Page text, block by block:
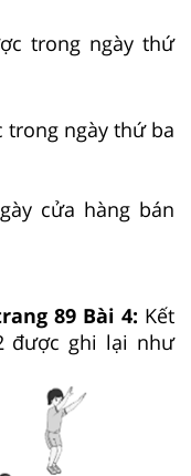
trong ngày thứ
trong ngày thứ ba
cửa hàng bán
89 Bài 4: Kết
được ghi lại như